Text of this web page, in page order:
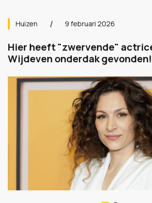
Huizen 9 februari 2026
Hier heeft "zwervende"
Wijdeven onderdak gevonden!